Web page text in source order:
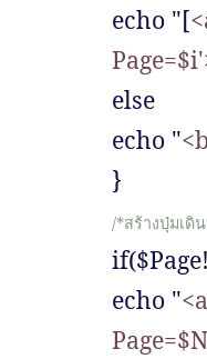
echo "[
else
echo "
}
/*สร้างปุ่มเดิ
echo "